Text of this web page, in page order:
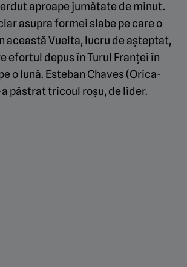
aproape jumătate de minut.
asupra formei slabe pe care o
această Vuelta, lucru de așteptat,
efortul depus în Turul Franței în
o lună. Esteban Chaves (Orica-
păstrat tricoul roșu, de lider.